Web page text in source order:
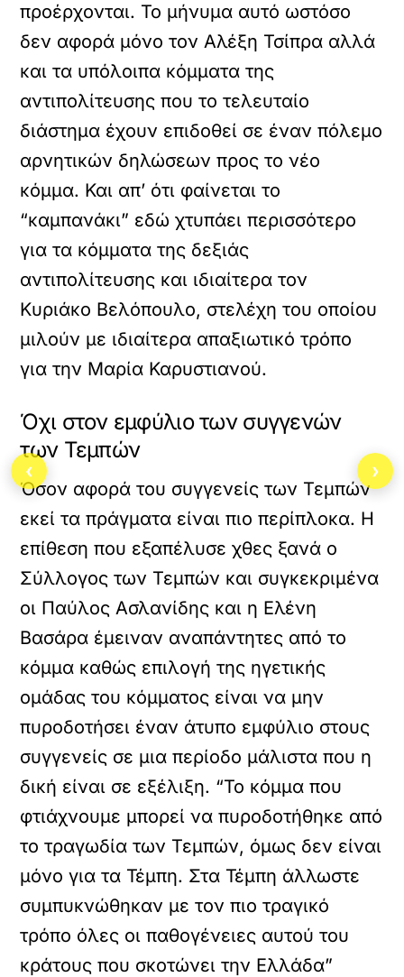
προέρχονται. Το μήνυμα αυτό ωστόσο
δεν αφορά μόνο τον Αλέξη Τσίπρα αλλά
και τα υπόλοιπα κόμματα της
αντιπολίτευσης που το τελευταίο
διάστημα έχουν επιδοθεί σε έναν πόλεμο
αρνητικών δηλώσεων προς το νέο
κόμμα. Και απ’ ότι φαίνεται το
“καμπανάκι” εδώ χτυπάει περισσότερο
για τα κόμματα της δεξιάς
αντιπολίτευσης και ιδιαίτερα τον
Κυριάκο Βελόπουλο, στελέχη του οποίου
μιλούν με ιδιαίτερα απαξιωτικό τρόπο
για την Μαρία Καρυστιανού.
Όχι στον εμφύλιο των συγγενών
των Τεμπών
Όσον αφορά του συγγενείς των Τεμπών
εκεί τα πράγματα είναι πιο περίπλοκα. Η
επίθεση που εξαπέλυσε χθες ξανά ο
Σύλλογος των Τεμπών και συγκεκριμένα
οι Παύλος Ασλανίδης και η Ελένη
Βασάρα έμειναν αναπάντητες από το
κόμμα καθώς επιλογή της ηγετικής
ομάδας του κόμματος είναι να μην
πυροδοτήσει έναν άτυπο εμφύλιο στους
συγγενείς σε μια περίοδο μάλιστα που η
δική είναι σε εξέλιξη. “Το κόμμα που
φτιάχνουμε μπορεί να πυροδοτήθηκε από
το τραγωδία των Τεμπών, όμως δεν είναι
μόνο για τα Τέμπη. Στα Τέμπη άλλωστε
συμπυκνώθηκαν με τον πιο τραγικό
τρόπο όλες οι παθογένειες αυτού του
κράτους που σκοτώνει την Ελλάδα”
‹ ›